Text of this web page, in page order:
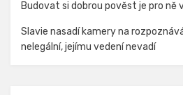
Budovat si dobrou pověst je pro ně
Slavie nasadí kamery na
nelegální, jejímu vedení nevadí